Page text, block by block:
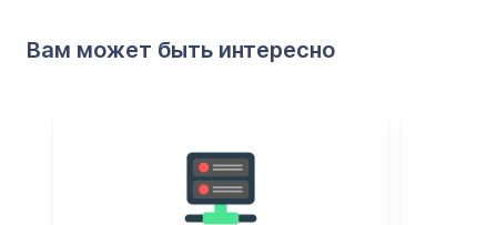
Вам может быть интересно